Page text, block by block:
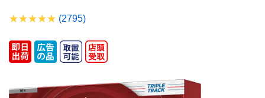
(2795)